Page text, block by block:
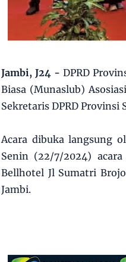
Jambi, J24 - DPRD
Biasa (Munaslub)
Sekretaris DPRD Provinsi
Acara dibuka langsung
Senin (22/7/2024)
Bellhotel Jl Sumatri
Jambi.